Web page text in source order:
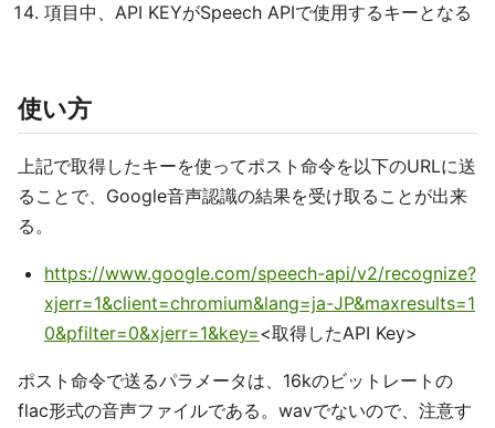
項目中、API KEYがSpeech APIで使用するキーとなる
使い方
上記で取得したキーを使ってポスト命令を以下のURLに送
ることで、Google音声認識の結果を受け取ることが出来
る。
https://www.google.com/speech-api/v2/recognize?
xjerr=1&client=chromium&lang=ja-JP&maxresults=1
0&pfilter=0&xjerr=1&key=<取得したAPI Key>
ポスト命令で送るパラメータは、16kのビットレートの
flac形式の音声ファイルである。wavでないので、注意す